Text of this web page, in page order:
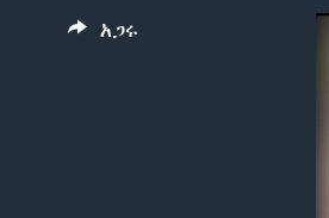
የፎቶ መድብሎች
አጋሩ